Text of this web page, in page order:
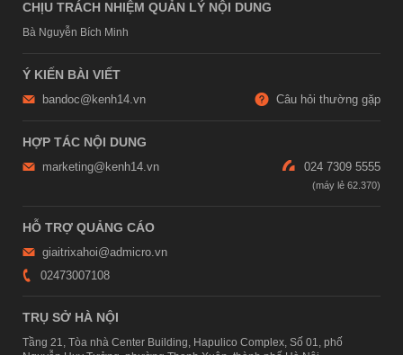
CHỊU TRÁCH NHIỆM QUẢN LÝ NỘI DUNG
Bà Nguyễn Bích Minh
Ý KIẾN BÀI VIẾT
bandoc@kenh14.vn Câu hỏi thường gặp
HỢP TÁC NỘI DUNG
marketing@kenh14.vn 024 7309 5555
HỖ TRỢ QUẢNG CÁO
giaitrixahoi@admicro.vn
02473007108
TRỤ SỞ HÀ NỘI
Tầng 21, Tòa nhà Center Building, Hapulico Complex, Số 01, phố